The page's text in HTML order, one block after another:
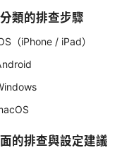
類的排查步驟
（iPhone / iPad）
的排查與設定建議